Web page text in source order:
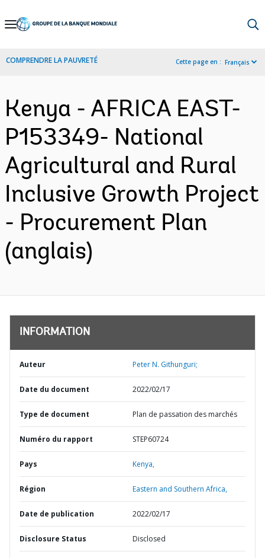
Skip
Navigation
COMPRENDRE LA PAUVRETÉ Cette page en : Français
Kenya - AFRICA EAST-
P153349- National
Agricultural and Rural
Inclusive Growth Project
- Procurement Plan
(anglais)
INFORMATION
Auteur Peter N. Githunguri;
Date du document 2022/02/17
Type de document Plan de passation des marchés
Numéro du rapport STEP60724
Pays Kenya,
Région Eastern and Southern Africa,
Date de publication 2022/02/17
Disclosure Status Disclosed